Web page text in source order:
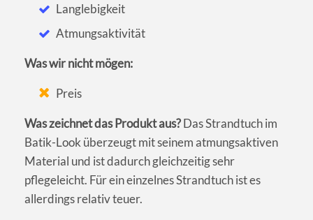
Langlebigkeit
Atmungsaktivität
Was wir nicht mögen:
Preis
Was zeichnet das Produkt aus?Das Strandtuch im
Batik-Look überzeugt mit seinem atmungsaktiven
Material und ist dadurch gleichzeitig sehr
pflegeleicht. Für ein einzelnes Strandtuch ist es
allerdings relativ teuer.